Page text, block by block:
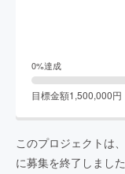
0%達成
目標金額1,500,000円
このプロジェクトは、
に募集を終了しました